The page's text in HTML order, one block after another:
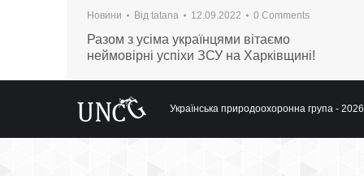
Новини Від tatana 12.09.2022 0 Comments
Разом з усіма українцями вітаємо
неймовірні успіхи ЗСУ на Харківщині!
Українська природоохоронна група - 2026